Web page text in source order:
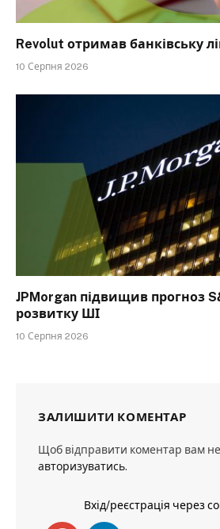
Revolut отримав банківську
10 Серпня 2026
JPMorgan підвищив прогноз
розвитку ШІ
10 Серпня 2026
ЗАЛИШИТИ КОМЕНТАР
Щоб відправити коментар вам
авторизуватись.
Вхід/реєстрація через